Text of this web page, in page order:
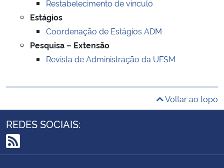
Restabelecimento de vínculo
Estágios
Coordenação de Estágios ADM
Pesquisa – Extensão
Revista de Administração da UFSM
Voltar ao topo
REDES SOCIAIS:
RSS